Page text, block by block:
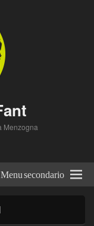
Menzogna
Menu secondario